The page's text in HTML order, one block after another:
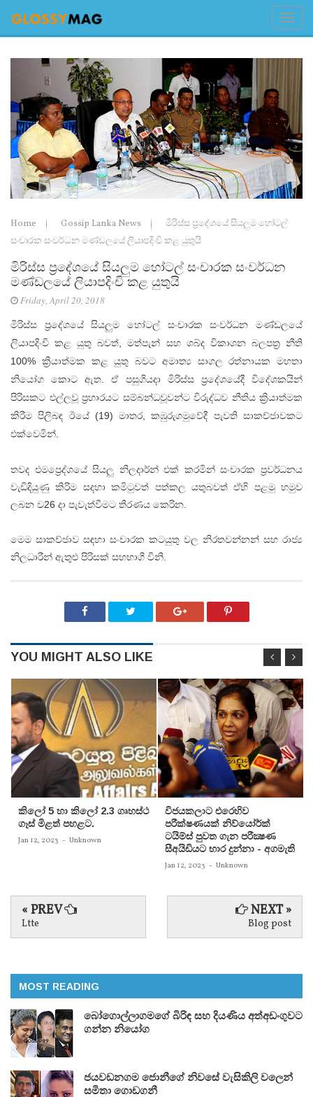
Home Gossip Lanka News
මිරිස්ස ප්‍රදේශයේ සියලුම හෝටල්
සංචාරක සංවර්ධන මණ්ඩලයේ ලියාපදිංචි කළ යුතුයි
මිරිස්ස ප්‍රදේශයේ සියලුම හෝටල් සංචාරක සංවර්ධන
මණ්ඩලයේ ලියාපදිංචි කළ යුතුයි
Friday, April 20, 2018
මිරිස්ස ප්‍රදේශයේ සියලුම හෝටල් සංචාරක සංවර්ධන මණ්ඩලයේ
ලියාපදිංචි කළ යුතු බවත්, මත්පැන් සහ ශබ්ද විකාශන බලපත්‍ර නීති
100% ක්‍රියාත්මක කළ යුතු බවට අමාත්‍ය සාගල රත්නායක මහතා
නියෝග කොට ඇත. ඒ පසුගියදා මිරිස්ස ප්‍රදේශයේදී විදේශකයින්
පිරිසකට එල්ලවූ ප්‍රහාරයට සම්බන්ධවූවන්ට විරුද්ධව නීතිය ක්‍රියාත්මක
කිරීම පිලිබඳ ඊයේ (19) මාතර, කඹුරුගමුවේදී පැවති සාකච්ජාවකට
එක්වෙමින්.
තවද එමප්‍රෙද්ශයේ සියලු නිලදාර්න් එක් කරමින් සංචාරක ප්‍රවර්ධනය
වැඩිදියුණු කිරිම සදහා කමිටුවත් පත්කල යතුබවත් ඒහි පළමු හමුව
ලබන ව26 දා පැවැත්වීමට තීරණය කෙරින.
මෙම සාකච්ජාව සඳහා සංචාරක කටයුතු වල නිරතවන්නන් සහ රාජ්‍ය
නිලධාරීන් ඇතුළු පිරිසක් සහභාගී විනි.
YOU MIGHT ALSO LIKE
කිලෝ 5 හා කිලෝ 2.3 ගෘහස්ථ
ගෑස් මිළත් පහළට.
Jan 12, 2023 - Unknown
විජයකලාට එරෙහිව
පරීක්‌ෂණයක්‌ නිව්යෝර්ක්‌
ටයිම්ස්‌ පුවත ගැන පරීක්‍ෂණ
සීඅයිඩියට භාර දුන්නා - අගමැති
Jan 12, 2023 - Unknown
« PREV
Ltte
NEXT »
Blog post
MOST READING
බෝගොල්ලාගමගේ බිරිඳ සහ දියණිය අත්අඩංගුවට
ගන්න නියෝග
ජයවඩනගම ජොනීගේ නිවසේ වැසිකිලි වලෙන්
සමිතා ගොඩගනී